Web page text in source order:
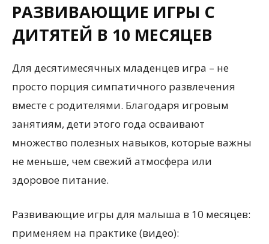
РАЗВИВАЮЩИЕ ИГРЫ С
ДИТЯТЕЙ В 10 МЕСЯЦЕВ
Для десятимесячных младенцев игра – не
просто порция симпатичного развлечения
вместе с родителями. Благодаря игровым
занятиям, дети этого года осваивают
множество полезных навыков, которые важны
не меньше, чем свежий атмосфера или
здоровое питание.
Развивающие игры для малыша в 10 месяцев:
применяем на практике (видео):